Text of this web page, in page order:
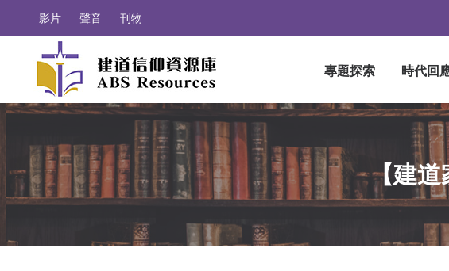
影片 聲音 刊物
專題探索 時代回
【建道